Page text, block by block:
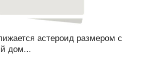
астероид размером с
дом...